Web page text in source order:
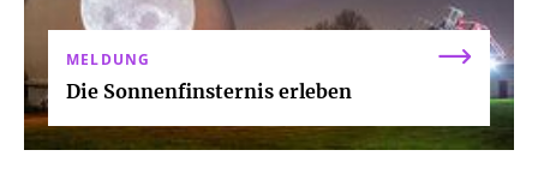
MELDUNG
Die Sonnenfinsternis erleben